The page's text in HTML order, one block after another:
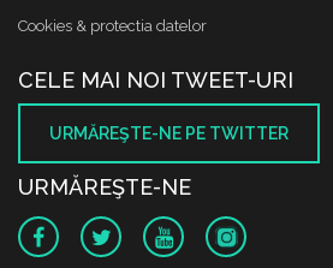
Cookies & protectia datelor
CELE MAI NOI TWEET-URI
URMĂREŞTE-NE PE TWITTER
URMĂREŞTE-NE